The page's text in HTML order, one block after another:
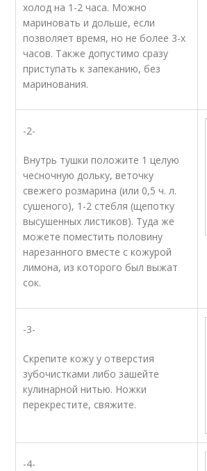
холод на 1-2 часа. Можно
мариновать и дольше, если
позволяет время, но не более 3-х
часов. Также допустимо сразу
приступать к запеканию, без
маринования.
-2-
Внутрь тушки положите 1 целую
чесночную дольку, веточку
свежего розмарина (или 0,5 ч. л.
сушеного), 1-2 стебля (щепотку
высушенных листиков). Туда же
можете поместить половину
нарезанного вместе с кожурой
лимона, из которого был выжат
сок.
-3-
Скрепите кожу у отверстия
зубочистками либо зашейте
кулинарной нитью. Ножки
перекрестите, свяжите.
-4-